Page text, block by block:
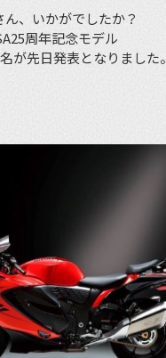
、いかがでしたか？
周年記念モデル
が先日発表となりました。